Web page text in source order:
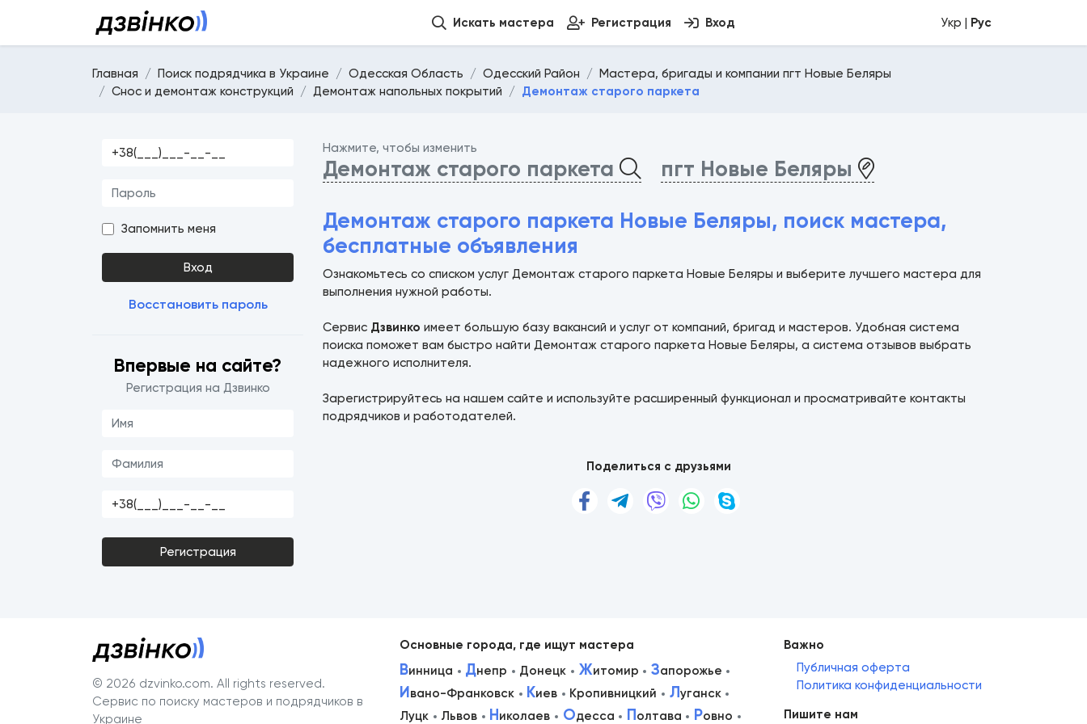
Искать мастера Регистрация Вход Укр | Рус
Главная Поиск подрядчика в Украине Одесская Область Одесский Район
Мастера, бригады и компании пгт Новые Беляры
Снос и демонтаж конструкций
Демонтаж напольных покрытий Демонтаж старого паркета
Запомнить меня
Вход
Восстановить пароль
Впервые на сайте?
Регистрация на Дзвинко
Регистрация
Нажмите, чтобы изменить
Демонтаж старого паркета пгт Новые Беляры
Демонтаж старого паркета Новые Беляры, поиск мастера,
бесплатные объявления
Ознакомьтесь со списком услуг Демонтаж старого паркета Новые Беляры и выберите лучшего мастера для
выполнения нужной работы.
Сервис Дзвинко имеет большую базу вакансий и услуг от компаний, бригад и мастеров. Удобная система
поиска поможет вам быстро найти Демонтаж старого паркета Новые Беляры, а система отзывов выбрать
надежного исполнителя.
Зарегистрируйтесь на нашем сайте и используйте расширенный функционал и просматривайте контакты
подрядчиков и работодателей.
Поделиться с друзьями
© 2026 dzvinko.com. All rights reserved.
Сервис по поиску мастеров и подрядчиков в
Украине
Основные города, где ищут мастера
Винница Днепр Донецк Житомир Запорожье
Ивано-Франковск Киев Кропивницкий Луганск
Луцк
Львов Николаев Одесса Полтава Ровно
Важно
Публичная оферта
Политика конфиденциальности
Пишите нам